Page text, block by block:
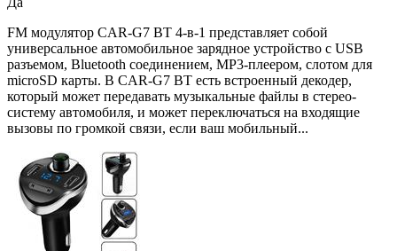
FM модулятор CAR-G7 BT 4-в-1 представляет собой
универсальное автомобильное зарядное устройство с USB
разъемом, Bluetooth соединением, MP3-плеером, слотом для
microSD карты. В CAR-G7 BT есть встроенный декодер,
который может передавать музыкальные файлы в стерео-
систему автомобиля, и может переключаться на входящие
вызовы по громкой связи, если ваш мобильный...